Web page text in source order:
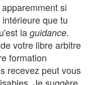
si
que tu
la guidance.
votre libre arbitre
formation
recevez peut vous